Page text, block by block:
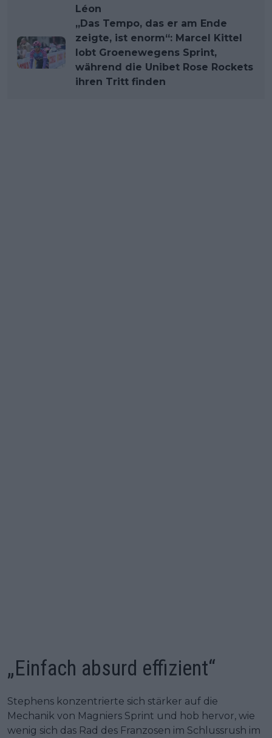
Léon
„Das Tempo, das er am Ende
zeigte, ist enorm“: Marcel Kittel
lobt Groenewegens Sprint,
während die Unibet Rose Rockets
ihren Tritt finden
„Einfach absurd effizient“
Stephens konzentrierte sich stärker auf die
Mechanik von Magniers Sprint und hob hervor, wie
wenig sich das Rad des Franzosen im Schlussrush im